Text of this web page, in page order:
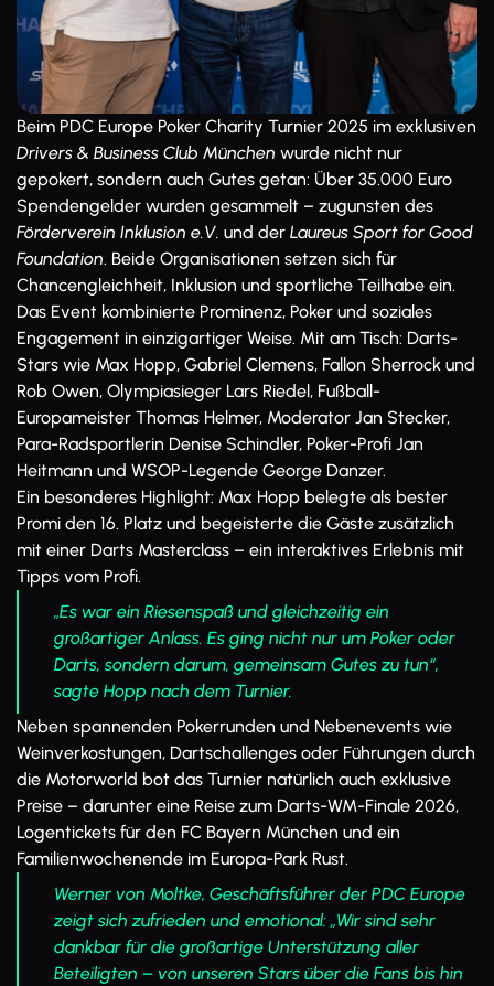
Beim PDC Europe Poker Charity Turnier 2025 im exklusiven
Drivers & Business Club München wurde nicht nur
gepokert, sondern auch Gutes getan: Über 35.000 Euro
Spendengelder wurden gesammelt – zugunsten des
Förderverein Inklusion e.V. und der Laureus Sport for Good
Foundation. Beide Organisationen setzen sich für
Chancengleichheit, Inklusion und sportliche Teilhabe ein.
Das Event kombinierte Prominenz, Poker und soziales
Engagement in einzigartiger Weise. Mit am Tisch: Darts-
Stars wie Max Hopp, Gabriel Clemens, Fallon Sherrock und
Rob Owen, Olympiasieger Lars Riedel, Fußball-
Europameister Thomas Helmer, Moderator Jan Stecker,
Para-Radsportlerin Denise Schindler, Poker-Profi Jan
Heitmann und WSOP-Legende George Danzer.
Ein besonderes Highlight: Max Hopp belegte als bester
Promi den 16. Platz und begeisterte die Gäste zusätzlich
mit einer Darts Masterclass – ein interaktives Erlebnis mit
Tipps vom Profi.
„Es war ein Riesenspaß und gleichzeitig ein
großartiger Anlass. Es ging nicht nur um Poker oder
Darts, sondern darum, gemeinsam Gutes zu tun“,
sagte Hopp nach dem Turnier.
Neben spannenden Pokerrunden und Nebenevents wie
Weinverkostungen, Dartschallenges oder Führungen durch
die Motorworld bot das Turnier natürlich auch exklusive
Preise – darunter eine Reise zum Darts-WM-Finale 2026,
Logentickets für den FC Bayern München und ein
Familienwochenende im Europa-Park Rust.
Werner von Moltke, Geschäftsführer der PDC Europe
zeigt sich zufrieden und emotional: „Wir sind sehr
dankbar für die großartige Unterstützung aller
Beteiligten – von unseren Stars über die Fans bis hin